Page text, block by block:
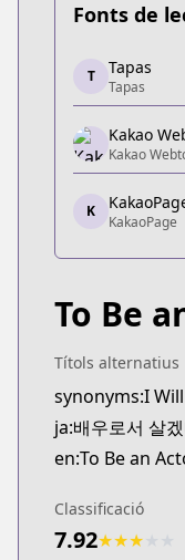
Fonts de
Tapas
Tapas
https://
Kakao
Kakao
https://
KakaoPage
T Tapas
Tapas
Kakao
Kakao
K
KakaoPage
To Be
Títols alternatius
ja:배우로서 살
en:To Be an
Classificació
7.92★★★